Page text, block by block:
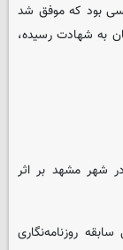
بود که موفق شد
به شهادت رسیده،
شهرآرا در شهر مشهد بر اثر
شهرآرا محله ثامن بود و ۱۸ سال سابقه روزنامه‌نگاری